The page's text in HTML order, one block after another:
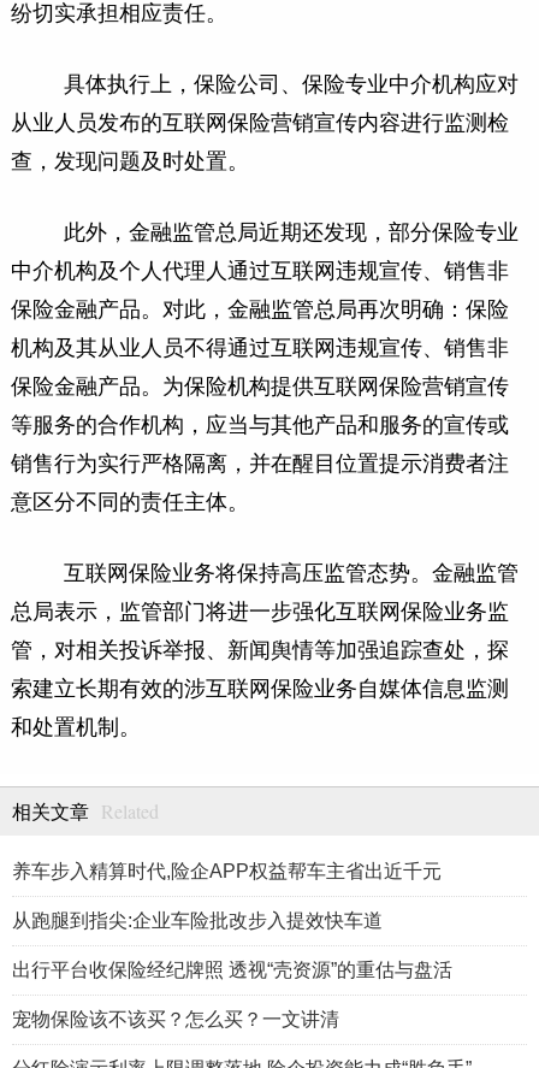
纷切实承担相应责任。
具体执行上，保险公司、保险专业中介机构应对
从业人员发布的互联网保险营销宣传内容进行监测检
查，发现问题及时处置。
此外，金融监管总局近期还发现，部分保险专业
中介机构及个人代理人通过互联网违规宣传、销售非
保险金融产品。对此，金融监管总局再次明确：保险
机构及其从业人员不得通过互联网违规宣传、销售非
保险金融产品。为保险机构提供互联网保险营销宣传
等服务的合作机构，应当与其他产品和服务的宣传或
销售行为实行严格隔离，并在醒目位置提示消费者注
意区分不同的责任主体。
互联网保险业务将保持高压监管态势。金融监管
总局表示，监管部门将进一步强化互联网保险业务监
管，对相关投诉举报、新闻舆情等加强追踪查处，探
索建立长期有效的涉互联网保险业务自媒体信息监测
和处置机制。
相关文章 Related
养车步入精算时代,险企APP权益帮车主省出近千元
从跑腿到指尖:企业车险批改步入提效快车道
出行平台收保险经纪牌照 透视“壳资源”的重估与盘活
宠物保险该不该买？怎么买？一文讲清